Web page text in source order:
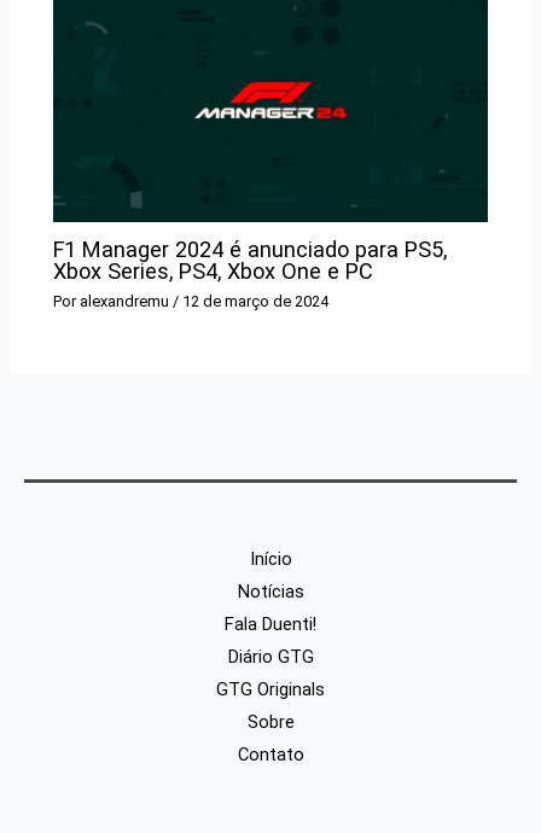
F1 Manager 2024 é anunciado para PS5,
Xbox Series, PS4, Xbox One e PC
Por alexandremu / 12 de março de 2024
Início
Notícias
Fala Duenti!
Diário GTG
GTG Originals
Sobre
Contato